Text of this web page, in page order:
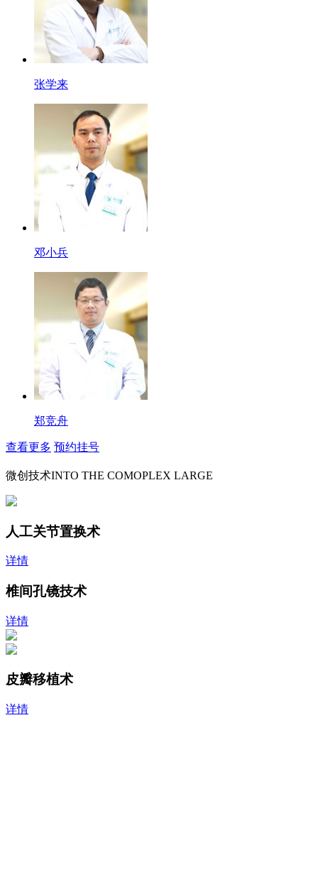
张学来
邓小兵
郑竞舟
查看更多 预约挂号
微创技术INTO THE COMOPLEX LARGE
人工关节置换术
详情
椎间孔镜技术
详情
皮瓣移植术
详情